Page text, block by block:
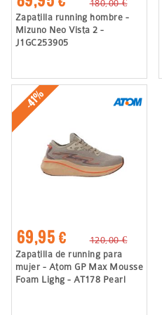
180,00 €
Zapatilla running hombre -
Mizuno Neo Vista 2 -
J1GC253905
-41%
69,95 €
120,00 €
Zapatilla de running para
mujer - Atom GP Max Mousse
Foam Lighg - AT178 Pearl